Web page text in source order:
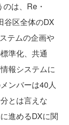
は、Re・
谷区全体のDX
テムの企画や
準化、共通
報システムに
ンバーは40人
とは言えな
進めるDXに関